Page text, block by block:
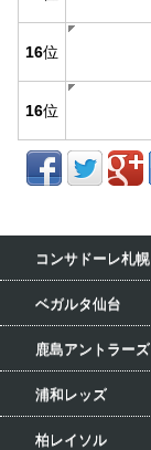
16位
16位
コンサドーレ札幌
ベガルタ仙台
鹿島アントラーズ
浦和レッズ
柏レイソル